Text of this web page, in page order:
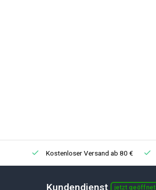
Kostenloser Versand ab 80 €
Kundendienst jetzt geöffnet